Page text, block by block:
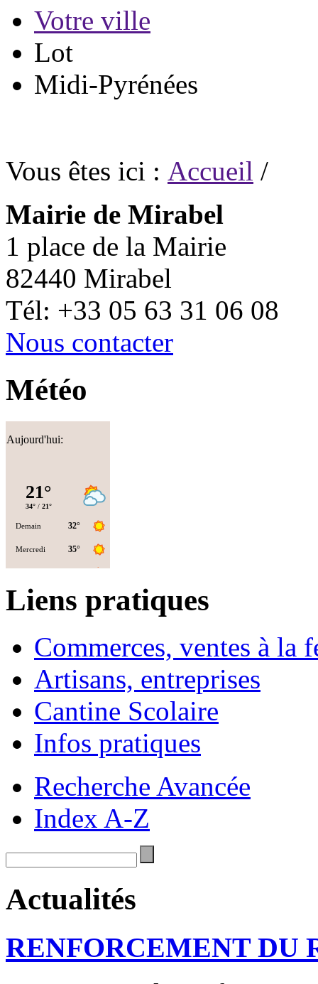
Votre ville
Lot
Midi-Pyrénées
Vous êtes ici : Accueil /
Mairie de Mirabel
1 place de la Mairie
82440 Mirabel
Tél: +33 05 63 31 06 08
Nous contacter
Météo
Aujourd'hui:
Liens pratiques
Commerces, ventes à la
Artisans, entreprises
Cantine Scolaire
Infos pratiques
Recherche Avancée
Index A-Z
Actualités
RENFORCEMENT DU